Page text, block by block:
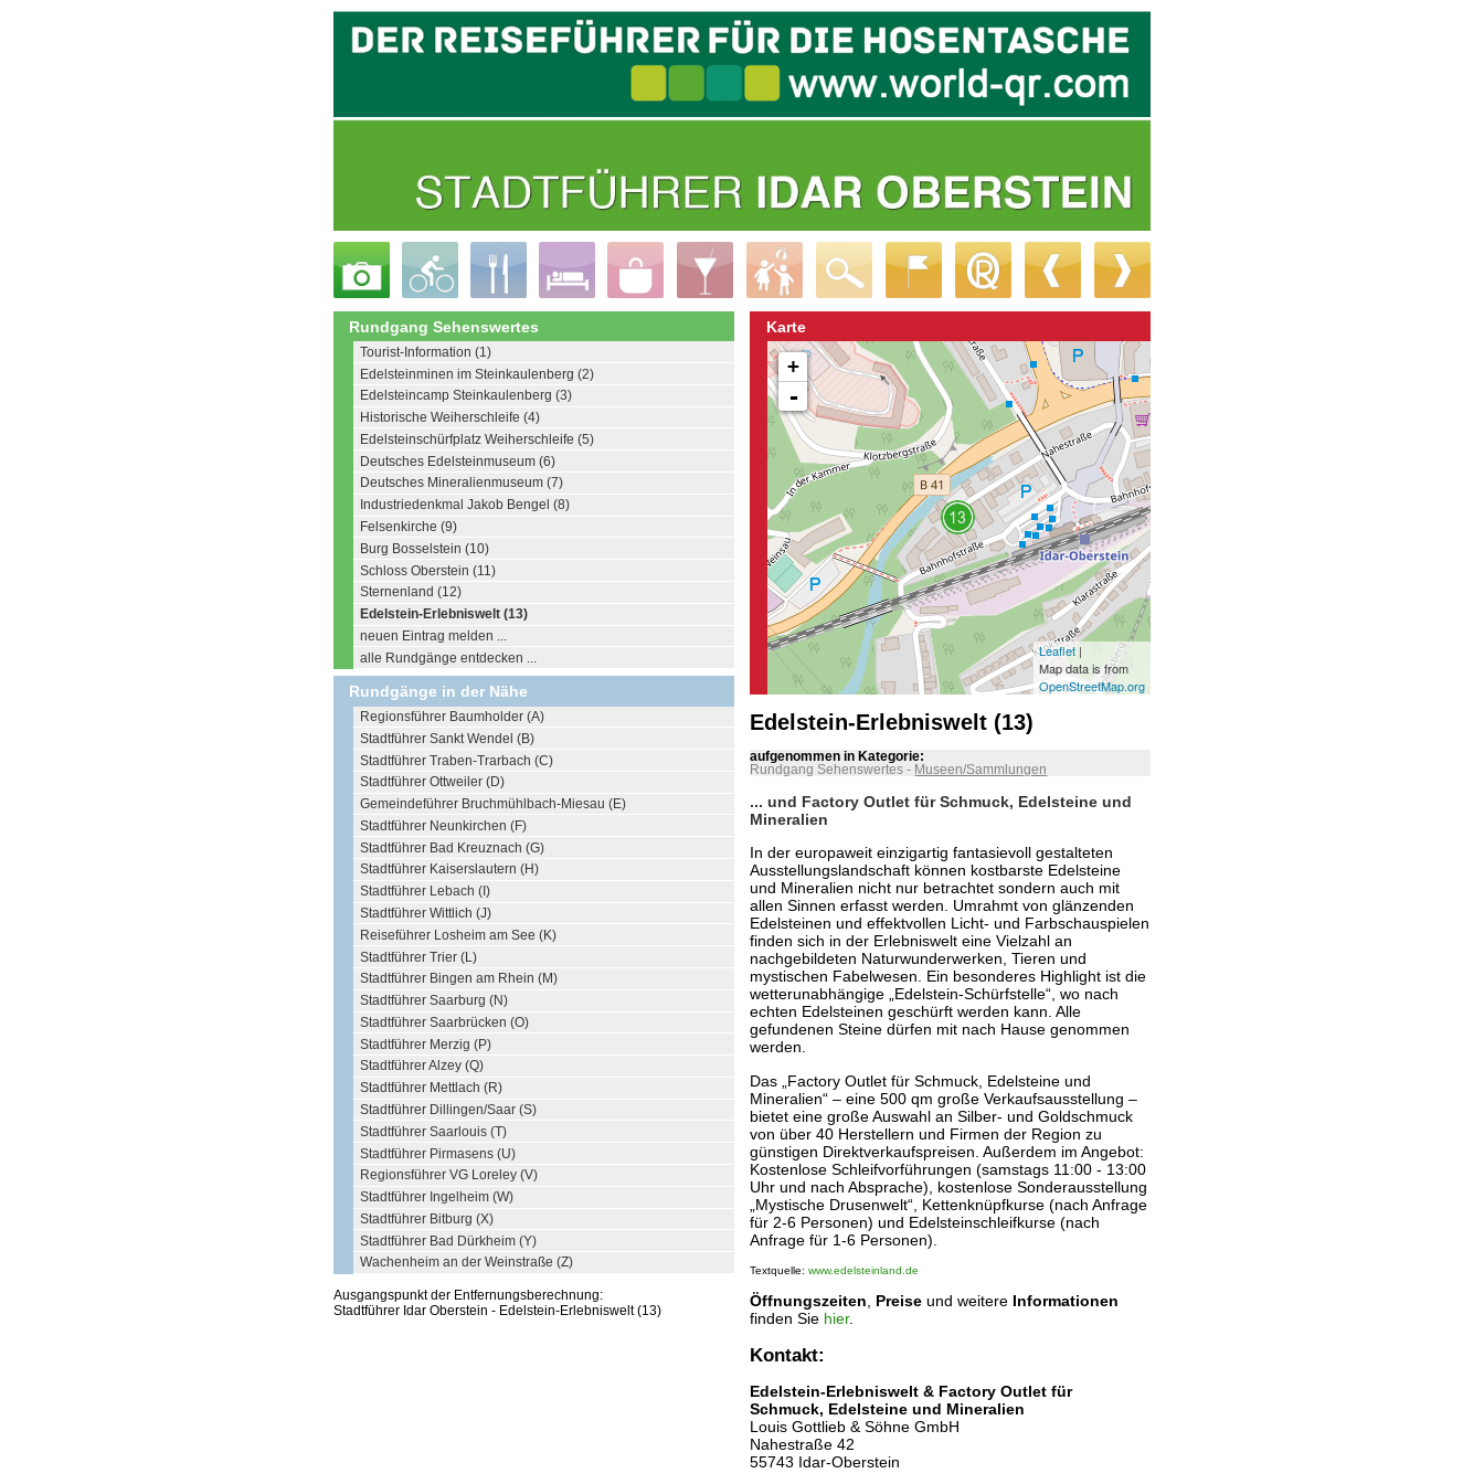
Rundgang Sehenswertes
Tourist-Information (1)
Edelsteinminen im Steinkaulenberg (2)
Edelsteincamp Steinkaulenberg (3)
Historische Weiherschleife (4)
Edelsteinschürfplatz Weiherschleife (5)
Deutsches Edelsteinmuseum (6)
Deutsches Mineralienmuseum (7)
Industriedenkmal Jakob Bengel (8)
Felsenkirche (9)
Burg Bosselstein (10)
Schloss Oberstein (11)
Sternenland (12)
Edelstein-Erlebniswelt (13)
neuen Eintrag melden ...
alle Rundgänge entdecken ...
Rundgänge in der Nähe
Regionsführer Baumholder (A)
Stadtführer Sankt Wendel (B)
Stadtführer Traben-Trarbach (C)
Stadtführer Ottweiler (D)
Gemeindeführer Bruchmühlbach-Miesau (E)
Stadtführer Neunkirchen (F)
Stadtführer Bad Kreuznach (G)
Stadtführer Kaiserslautern (H)
Stadtführer Lebach (I)
Stadtführer Wittlich (J)
Reiseführer Losheim am See (K)
Stadtführer Trier (L)
Stadtführer Bingen am Rhein (M)
Stadtführer Saarburg (N)
Stadtführer Saarbrücken (O)
Stadtführer Merzig (P)
Stadtführer Alzey (Q)
Stadtführer Mettlach (R)
Stadtführer Dillingen/Saar (S)
Stadtführer Saarlouis (T)
Stadtführer Pirmasens (U)
Regionsführer VG Loreley (V)
Stadtführer Ingelheim (W)
Stadtführer Bitburg (X)
Stadtführer Bad Dürkheim (Y)
Wachenheim an der Weinstraße (Z)
Ausgangspunkt der Entfernungsberechnung:
Stadtführer Idar Oberstein - Edelstein-Erlebniswelt (13)
Karte
+
-
Leaflet |
Map data is from
OpenStreetMap.org
Edelstein-Erlebniswelt (13)
aufgenommen in Kategorie:
Rundgang Sehenswertes - Museen/Sammlungen
... und Factory Outlet für Schmuck, Edelsteine und
Mineralien
In der europaweit einzigartig fantasievoll gestalteten
Ausstellungslandschaft können kostbarste Edelsteine
und Mineralien nicht nur betrachtet sondern auch mit
allen Sinnen erfasst werden. Umrahmt von glänzenden
Edelsteinen und effektvollen Licht- und Farbschauspielen
finden sich in der Erlebniswelt eine Vielzahl an
nachgebildeten Naturwunderwerken, Tieren und
mystischen Fabelwesen. Ein besonderes Highlight ist die
wetterunabhängige „Edelstein-Schürfstelle“, wo nach
echten Edelsteinen geschürft werden kann. Alle
gefundenen Steine dürfen mit nach Hause genommen
werden.
Das „Factory Outlet für Schmuck, Edelsteine und
Mineralien“ – eine 500 qm große Verkaufsausstellung –
bietet eine große Auswahl an Silber- und Goldschmuck
von über 40 Herstellern und Firmen der Region zu
günstigen Direktverkaufspreisen. Außerdem im Angebot:
Kostenlose Schleifvorführungen (samstags 11:00 - 13:00
Uhr und nach Absprache), kostenlose Sonderausstellung
„Mystische Drusenwelt“, Kettenknüpfkurse (nach Anfrage
für 2-6 Personen) und Edelsteinschleifkurse (nach
Anfrage für 1-6 Personen).
Textquelle:www.edelsteinland.de
Öffnungszeiten, Preise und weitere Informationen
finden Sie hier.
Kontakt:
Edelstein-Erlebniswelt & Factory Outlet für
Schmuck, Edelsteine und Mineralien
Louis Gottlieb & Söhne GmbH
Nahestraße 42
55743 Idar-Oberstein